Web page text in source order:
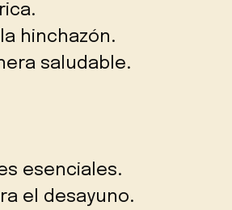
hinchazón.
saludable.
esenciales.
el desayuno.